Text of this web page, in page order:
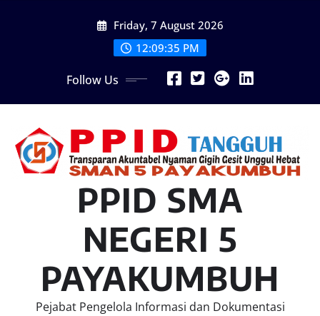
Friday, 7 August 2026
12:09:36 PM
Follow Us
PPID SMA
NEGERI 5
PAYAKUMBUH
Pejabat Pengelola Informasi dan Dokumentasi